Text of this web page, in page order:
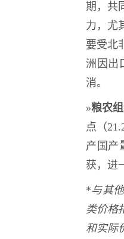
期，共
力，尤
要受北
洲因出
消。
»粮农
点（
产国产
获，进
*与其
类价格
和实际